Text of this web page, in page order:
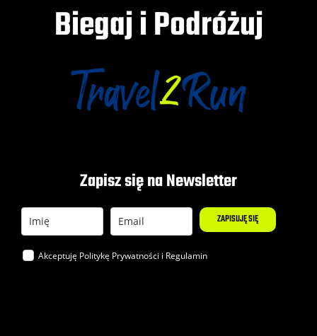
Biegaj i Podróżuj
Zapisz się na Newsletter
ZAPISUJĘ SIĘ
Akceptuję Politykę Prywatności i Regulamin